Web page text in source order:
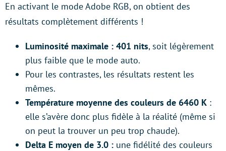
En activant le mode Adobe RGB, on obtient des
résultats complètement différents !
Luminosité maximale : 401 nits, soit légèrement
plus faible que le mode auto.
Pour les contrastes, les résultats restent les
mêmes.
Température moyenne des couleurs de 6460 K :
elle s’avère donc plus fidèle à la réalité (même si
on peut la trouver un peu trop chaude).
Delta E moyen de 3.0 : une fidélité des couleurs